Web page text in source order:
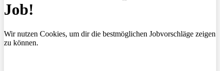
Job!
Wir nutzen Cookies, um dir die bestmöglichen Jobvorschläge zeigen
zu können.